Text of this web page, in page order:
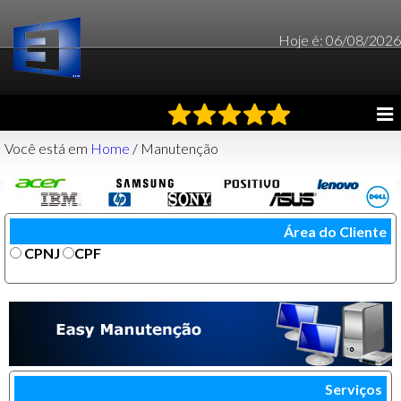
Hoje é: 06/08/2026
Você está em Home / Manutenção
Área do Cliente
CPNJ
CPF
Serviços